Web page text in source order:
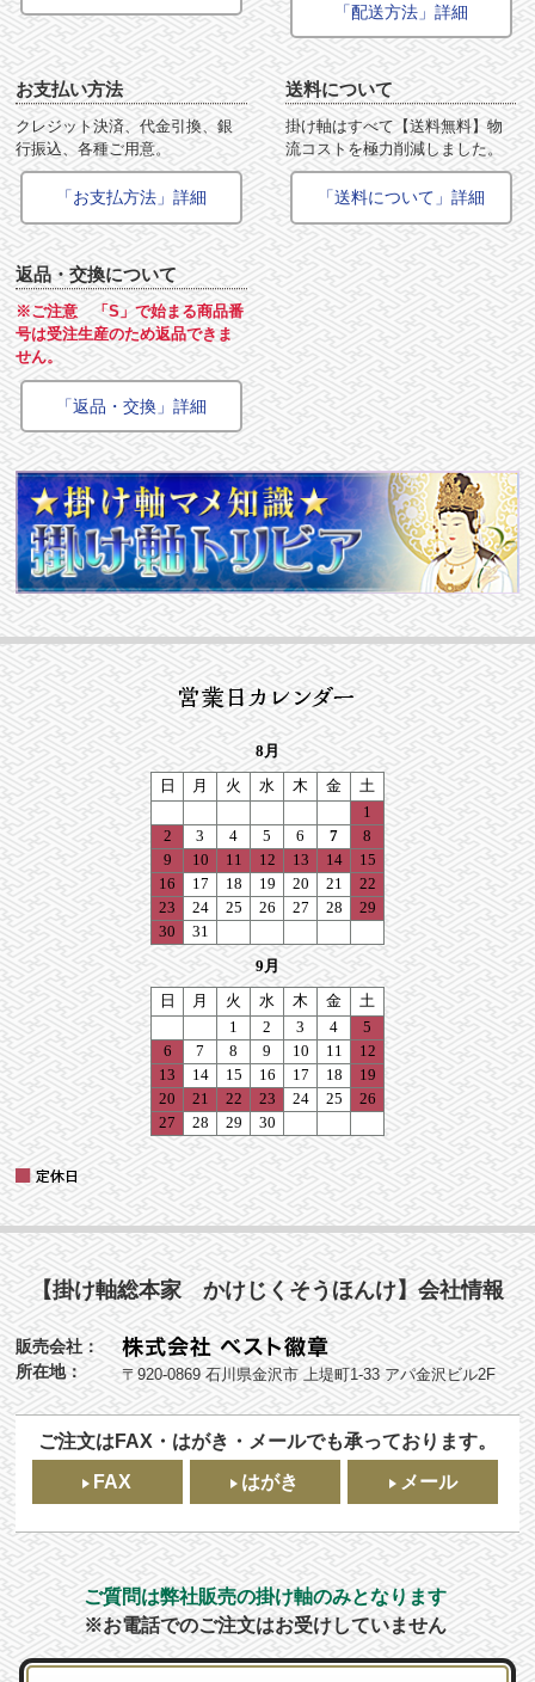
「配送方法」詳細
お支払い方法
クレジット決済、代金引換、銀
行振込、各種ご用意。
「お支払方法」詳細
送料について
掛け軸はすべて【送料無料】物
流コストを極力削減しました。
「送料について」詳細
返品・交換について
※ご注意 「S」で始まる商品番
号は受注生産のため返品できま
せん。
「返品・交換」詳細
【掛け軸総本家 かけじくそうほんけ】会社情報
販売会社：
所在地：
〒920-0869 石川県金沢市 上堤町1-33 アパ金沢ビル2F
ご注文はFAX・はがき・メールでも承っております。
FAX
はがき メール
ご質問は弊社販売の掛け軸のみとなります
※お電話でのご注文はお受けしていません